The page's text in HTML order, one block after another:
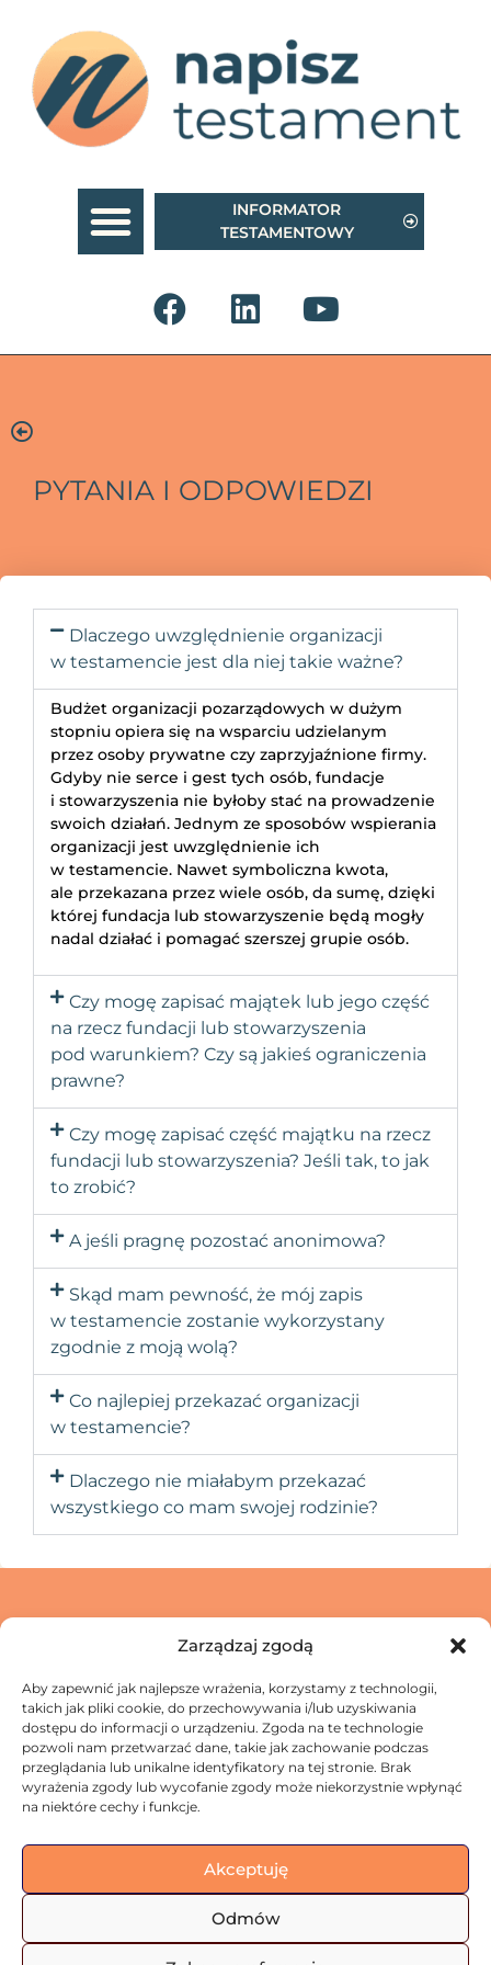
Zarządzaj zgodą
Aby zapewnić jak najlepsze wrażenia, korzystamy z technologii,
takich jak pliki cookie, do przechowywania i/lub uzyskiwania
dostępu do informacji o urządzeniu. Zgoda na te technologie
pozwoli nam przetwarzać dane, takie jak zachowanie podczas
przeglądania lub unikalne identyfikatory na tej stronie. Brak
wyrażenia zgody lub wycofanie zgody może niekorzystnie wpłynąć
na niektóre cechy i funkcje.
Akceptuję
Odmów
INFORMATOR
TESTAMENTOWY
PYTANIA I ODPOWIEDZI
Dlaczego uwzględnienie organizacji
w testamencie jest dla niej takie ważne?
Budżet organizacji pozarządowych w dużym
stopniu opiera się na wsparciu udzielanym
przez osoby prywatne czy zaprzyjaźnione firmy.
Gdyby nie serce i gest tych osób, fundacje
i stowarzyszenia nie byłoby stać na prowadzenie
swoich działań. Jednym ze sposobów wspierania
organizacji jest uwzględnienie ich
w testamencie. Nawet symboliczna kwota,
ale przekazana przez wiele osób, da sumę, dzięki
której fundacja lub stowarzyszenie będą mogły
nadal działać i pomagać szerszej grupie osób.
Czy mogę zapisać majątek lub jego część
na rzecz fundacji lub stowarzyszenia
pod warunkiem? Czy są jakieś ograniczenia
prawne?
Czy mogę zapisać część majątku na rzecz
fundacji lub stowarzyszenia? Jeśli tak, to jak
to zrobić?
A jeśli pragnę pozostać anonimowa?
Skąd mam pewność, że mój zapis
w testamencie zostanie wykorzystany
zgodnie z moją wolą?
Co najlepiej przekazać organizacji
w testamencie?
Dlaczego nie miałabym przekazać
wszystkiego co mam swojej rodzinie?
Skontaktuj się z nami
Jak przetwarzamy Twoje dane?
Regulamin